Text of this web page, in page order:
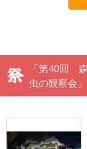
「第40回
虫の観察会